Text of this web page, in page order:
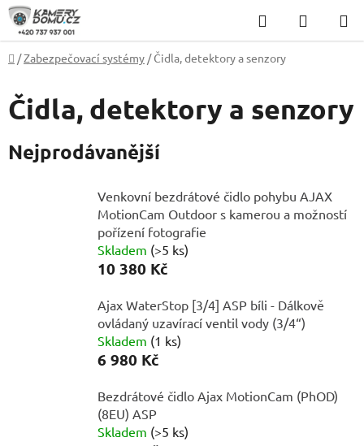
Přejít
obsah
Hledat
KOŠÍK
Domů
/Zabezpečovací systémy / Čidla, detektory a senzory
Čidla, detektory a senzory
Nejprodávanější
Venkovní bezdrátové čidlo pohybu AJAX
MotionCam Outdoor s kamerou a možností
pořízení fotografie
Skladem (>5 ks)
10 380 Kč
Ajax WaterStop [3/4] ASP bíli - Dálkově
ovládaný uzavírací ventil vody (3/4“)
Skladem (1 ks)
6 980 Kč
Bezdrátové čidlo Ajax MotionCam (PhOD)
(8EU) ASP
Skladem (>5 ks)